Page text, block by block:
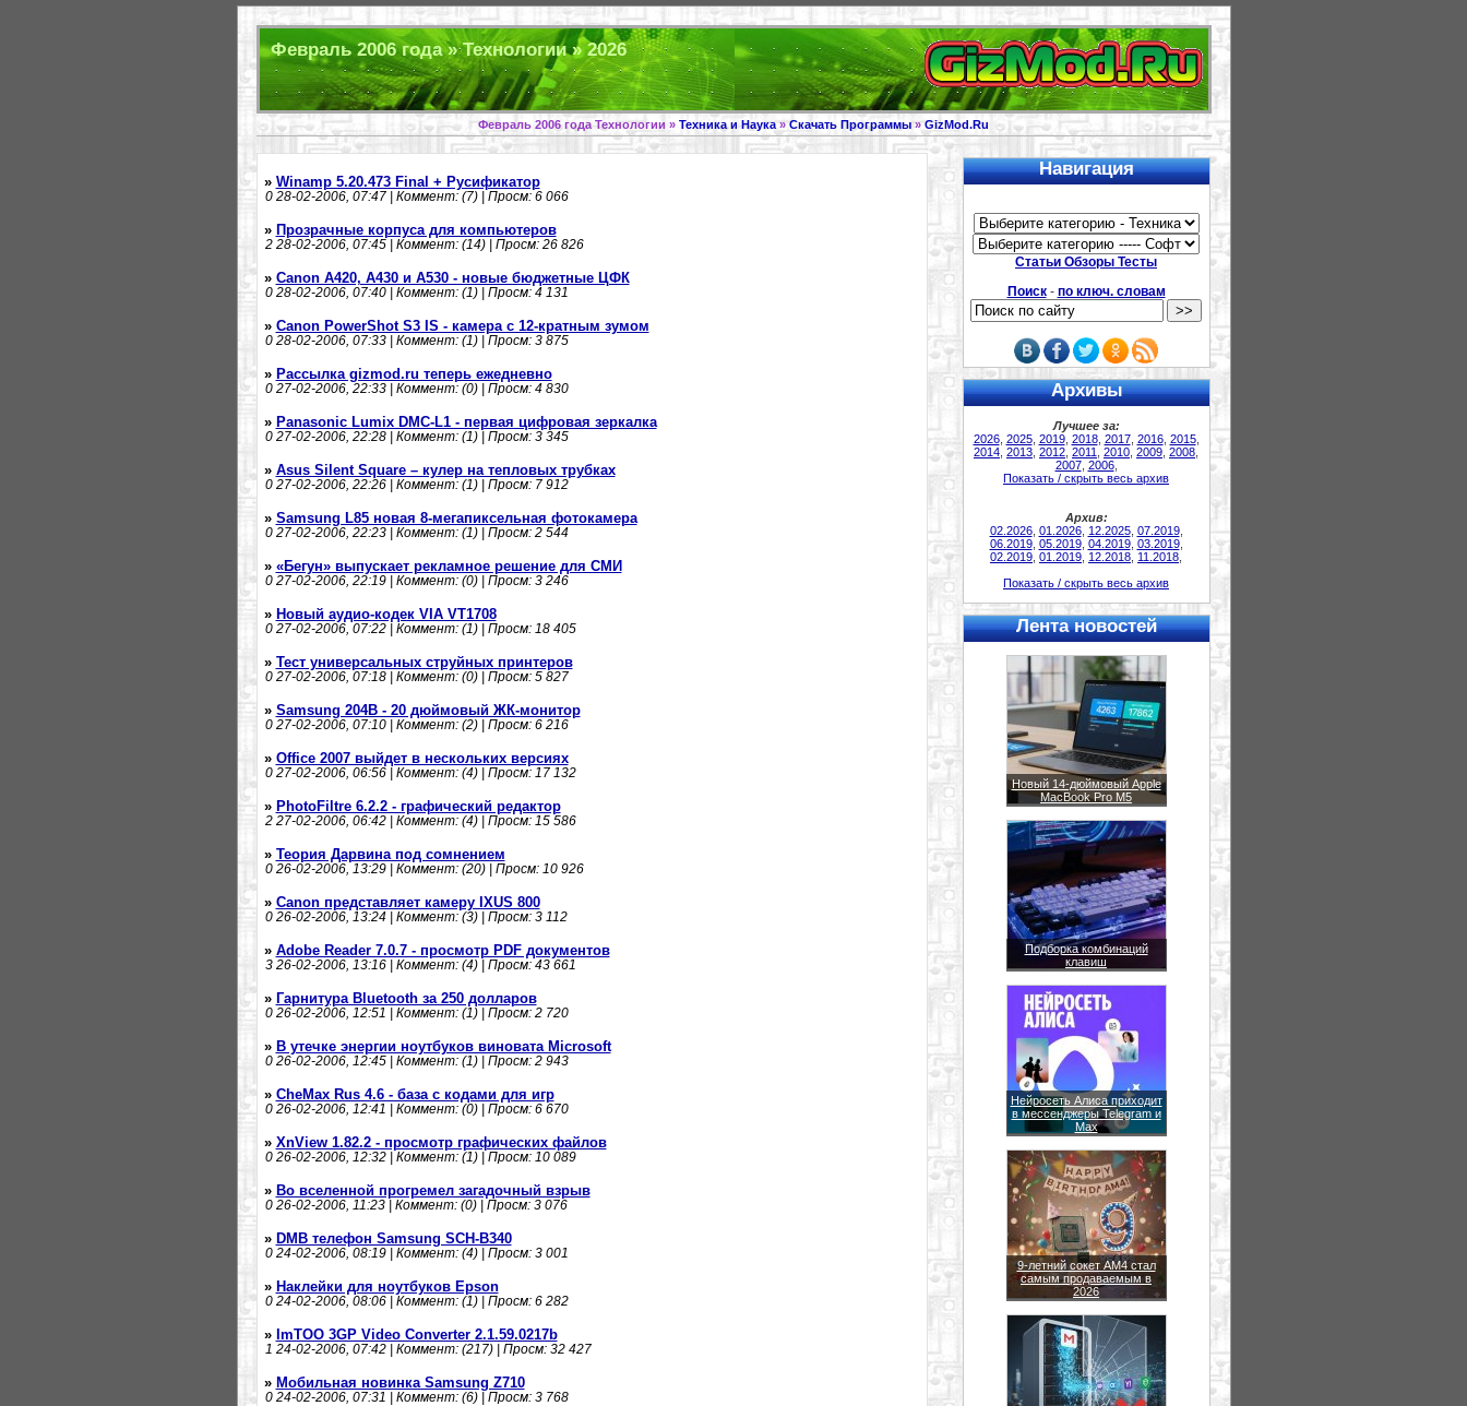
Февраль 2006 года » Технологии » 2026
Февраль 2006 года Технологии » Техника и Наука» Скачать Программы »GizMod.Ru
» Winamp 5.20.473 Final + Русификатор
028-02-2006, 07:47 | Коммент: (7) | Просм: 6 066
» Прозрачные корпуса для компьютеров
228-02-2006, 07:45 | Коммент: (14) | Просм: 26 826
» Canon A420, A430 и A530 - новые бюджетные ЦФК
028-02-2006, 07:40 | Коммент: (1) | Просм: 4 131
» Canon PowerShot S3 IS - камера с 12-кратным зумом
028-02-2006, 07:33 | Коммент: (1) | Просм: 3 875
» Рассылка gizmod.ru теперь ежедневно
027-02-2006, 22:33 | Коммент: (0) | Просм: 4 830
» Panasonic Lumix DMC-L1 - первая цифровая зеркалка
027-02-2006, 22:28 | Коммент: (1) | Просм: 3 345
» Asus Silent Square – кулер на тепловых трубках
027-02-2006, 22:26 | Коммент: (1) | Просм: 7 912
» Samsung L85 новая 8-мегапиксельная фотокамера
027-02-2006, 22:23 | Коммент: (1) | Просм: 2 544
» «Бегун» выпускает рекламное решение для СМИ
027-02-2006, 22:19 | Коммент: (0) | Просм: 3 246
» Новый аудио-кодек VIA VT1708
027-02-2006, 07:22 | Коммент: (1) | Просм: 18 405
» Тест универсальных струйных принтеров
027-02-2006, 07:18 | Коммент: (0) | Просм: 5 827
» Samsung 204B - 20 дюймовый ЖК-монитор
027-02-2006, 07:10 | Коммент: (2) | Просм: 6 216
» Office 2007 выйдет в нескольких версиях
027-02-2006, 06:56 | Коммент: (4) | Просм: 17 132
» PhotoFiltre 6.2.2 - графический редактор
227-02-2006, 06:42 | Коммент: (4) | Просм: 15 586
» Теория Дарвина под сомнением
026-02-2006, 13:29 | Коммент: (20) | Просм: 10 926
» Canon представляет камеру IXUS 800
026-02-2006, 13:24 | Коммент: (3) | Просм: 3 112
» Adobe Reader 7.0.7 - просмотр PDF документов
326-02-2006, 13:16 | Коммент: (4) | Просм: 43 661
» Гарнитура Bluetooth за 250 долларов
026-02-2006, 12:51 | Коммент: (1) | Просм: 2 720
» В утечке энергии ноутбуков виновата Microsoft
026-02-2006, 12:45 | Коммент: (1) | Просм: 2 943
» CheMax Rus 4.6 - база с кодами для игр
026-02-2006, 12:41 | Коммент: (0) | Просм: 6 670
» XnView 1.82.2 - просмотр графических файлов
026-02-2006, 12:32 | Коммент: (1) | Просм: 10 089
» Во вселенной прогремел загадочный взрыв
026-02-2006, 11:23 | Коммент: (0) | Просм: 3 076
» DMB телефон Samsung SCH-B340
024-02-2006, 08:19 | Коммент: (4) | Просм: 3 001
» Наклейки для ноутбуков Epson
024-02-2006, 08:06 | Коммент: (1) | Просм: 6 282
» ImTOO 3GP Video Converter 2.1.59.0217b
1 24-02-2006, 07:42 | Коммент: (217) | Просм: 32 427
» Мобильная новинка Samsung Z710
024-02-2006, 07:31 | Коммент: (6) | Просм: 3 768
Навигация
Статьи Обзоры Тесты
Поиск- по ключ. словам
Архивы
Лучшее за:
2026, 2025, 2019, 2018, 2017, 2016, 2015,
2014 2013 2012 2011 2010 2009 2008
2007, 2006,
Показать / скрыть весь архив
Архив:
02.2026, 01.2026, 12.2025, 07.2019,
06.2019, 05.2019, 04.2019, 03.2019,
02.2019 01.2019 12.2018 11.2018
Показать / скрыть весь архив
Лента новостей
Новый 14-дюймовый Apple
MacBook Pro M5
Подборка комбинаций
клавиш
Нейросеть Алиса приходит
в мессенджеры Telegram и
Max
9-летний сокет AM4 стал
самым продаваемым в
2026